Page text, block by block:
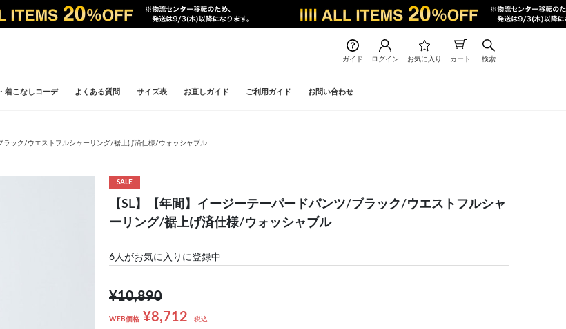
ガイド ログイン お気に入り カート 検索
着こなしコーデ よくある質問 サイズ表 お直しガイド ご利用ガイド お問い合わせ
ラック/ウエストフルシャーリング/裾上げ済仕様/ウォッシャブル
SALE
【SL】【年間】イージーテーパードパンツ/ブラック/ウエストフルシャ
ーリング/裾上げ済仕様/ウォッシャブル
6人がお気に入りに登録中
¥10,890
WEB価格 ¥8,712 税込